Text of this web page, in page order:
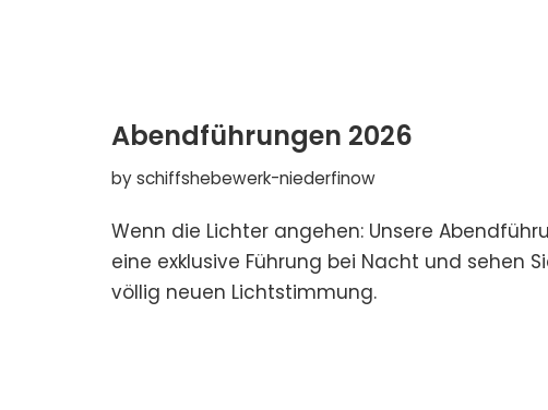
Abendführungen 2026
byschiffshebewerk-niederfinow
Wenn die Lichter angehen: Unsere
eine exklusive Führung bei Nacht und sehen
völlig neuen Lichtstimmung.